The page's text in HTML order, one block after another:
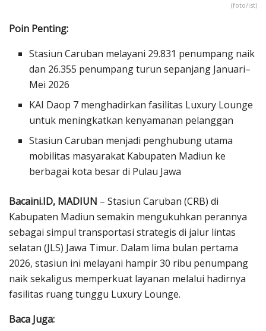
(foto/ist)
Poin Penting:
Stasiun Caruban melayani 29.831 penumpang naik
dan 26.355 penumpang turun sepanjang Januari–
Mei 2026
KAI Daop 7 menghadirkan fasilitas Luxury Lounge
untuk meningkatkan kenyamanan pelanggan
Stasiun Caruban menjadi penghubung utama
mobilitas masyarakat Kabupaten Madiun ke
berbagai kota besar di Pulau Jawa
Bacaini.ID, MADIUN – Stasiun Caruban (CRB) di
Kabupaten Madiun semakin mengukuhkan perannya
sebagai simpul transportasi strategis di jalur lintas
selatan (JLS) Jawa Timur. Dalam lima bulan pertama
2026, stasiun ini melayani hampir 30 ribu penumpang
naik sekaligus memperkuat layanan melalui hadirnya
fasilitas ruang tunggu Luxury Lounge.
Baca Juga: